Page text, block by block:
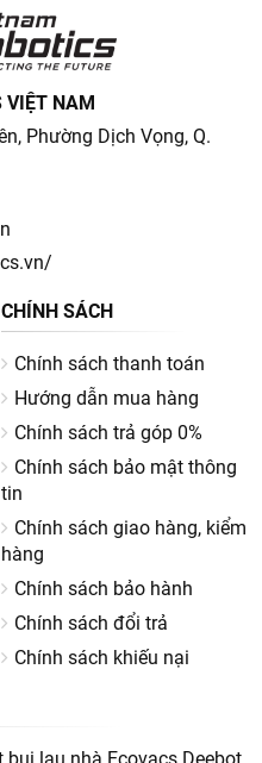
VIỆT NAM
Phường Dịch Vọng, Q.
CHÍNH SÁCH
Chính sách thanh toán
Hướng dẫn mua hàng
Chính sách trả góp 0%
Chính sách bảo mật thông
tin
Chính sách giao hàng, kiểm
hàng
Chính sách bảo hành
Chính sách đổi trả
Chính sách khiếu nại